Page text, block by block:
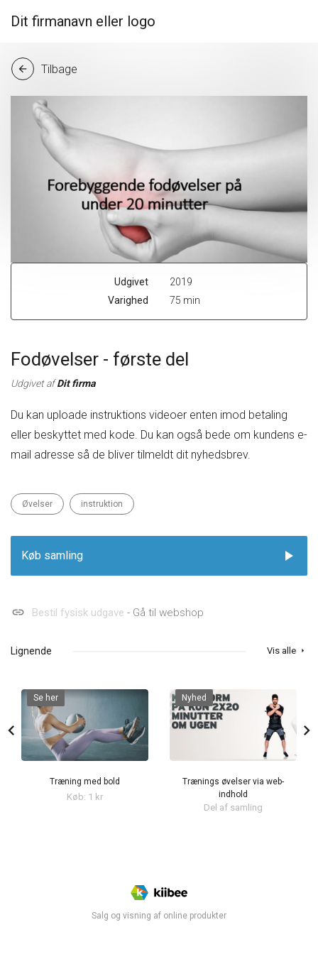
Dit firmanavn eller logo
arrow_back Tilbage
Udgivet
2019
Varighed
75 min
Fodøvelser - første del
Udgivet afDit firma
Du kan uploade instruktions videoer enten imod betaling
eller beskyttet med kode. Du kan også bede om kundens e-
mail adresse så de bliver tilmeldt dit nyhedsbrev.
Øvelser instruktion
Køb samling play_arrow
link Bestil fysisk udgave - Gå til webshop
Lignende Vis alle arrow_right
chevron_left
Se her
Træning med bold
Køb: 1 kr
Nyhed
Trænings øvelser via web-
indhold
Del af samling
chevron_right
Salg og visning af online produkter